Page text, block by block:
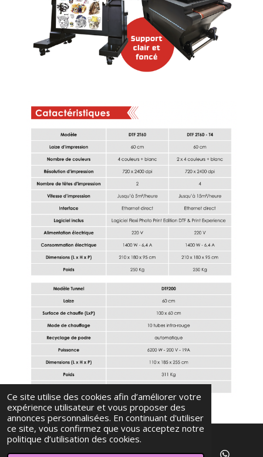
Ce site utilise des cookies afin d’améliorer votre
expérience utilisateur et vous proposer des
annonces personnalisées. En continuant d'utiliser
ce site, vous confirmez que vous acceptez notre
politique d’utilisation des cookies.